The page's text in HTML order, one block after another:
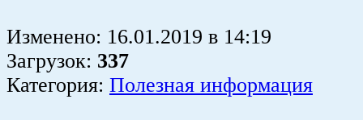
Изменено: 16.01.2019 в 14:19
Загрузок: 337
Категория: Полезная информация